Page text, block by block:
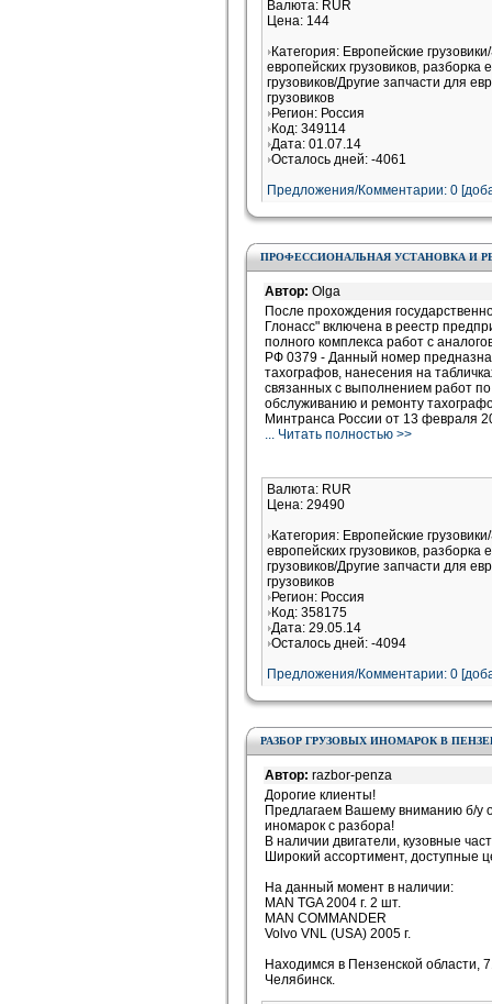
Валюта: RUR
Цена: 144
Категория: Европейские
европейских грузовиков, разборка
грузовиков/Другие запчасти для
грузовиков
Регион: Россия
Код: 349114
Дата: 01.07.14
Осталось дней: -4061
Предложения/Комментарии: 0
ПРОФЕССИОНАЛЬНАЯ УСТАНОВКА И
Автор: Olga
После прохождения
Глонасс" включена в реестр
полного комплекса работ с
РФ 0379 - Данный номер
тахографов, нанесения на
связанных с выполнением работ по
обслуживанию и ремонту
Минтранса России от 13 февраля
... Читать полностью >>
Валюта: RUR
Цена: 29490
Категория: Европейские
европейских грузовиков, разборка
грузовиков/Другие запчасти для
грузовиков
Регион: Россия
Код: 358175
Дата: 29.05.14
Осталось дней: -4094
Предложения/Комментарии: 0
РАЗБОР ГРУЗОВЫХ ИНОМАРОК В
Автор: razbor-penza
Дорогие клиенты!
Предлагаем Вашему вниманию б/у
иномарок с разбора!
В наличии двигатели, кузовные
Широкий ассортимент, доступные
На данный момент в наличии:
MAN TGA 2004 г. 2 шт.
MAN COMMANDER
Volvo VNL (USA) 2005 г.
Находимся в Пензенской области,
Челябинск.